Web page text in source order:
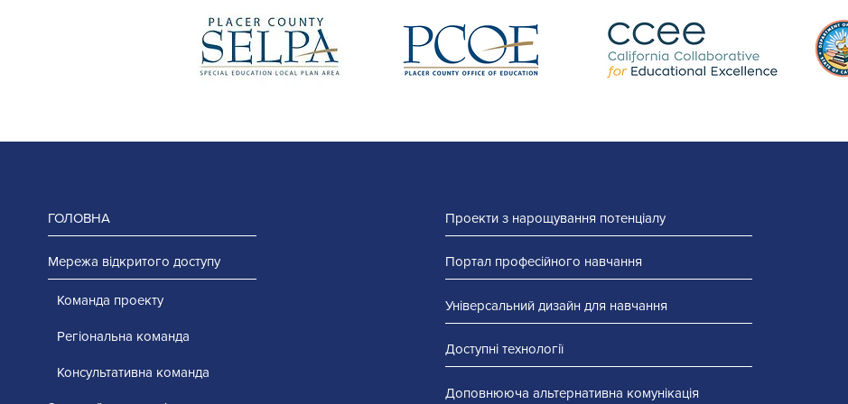
ГОЛОВНА
Мережа відкритого доступу
Команда проекту
Регіональна команда
Консультативна команда
Проекти з нарощування потенціалу
Портал професійного навчання
Універсальний дизайн для навчання
Доступні технології
Доповнююча альтернативна комунікація